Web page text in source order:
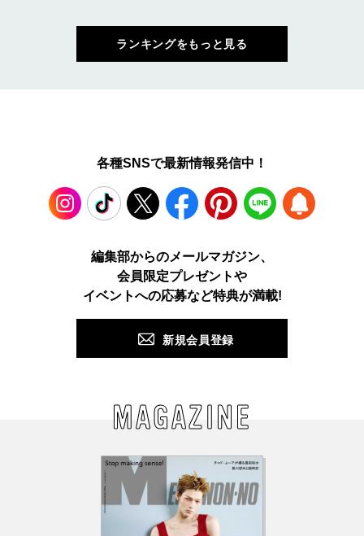
ランキングをもっと見る
各種SNSで最新情報発信中！
TikTok Facebook Pinterest LINE
編集部からのメールマガジン、
会員限定プレゼントや
イベントへの応募など特典が満載!
新規会員登録
MAGAZINE